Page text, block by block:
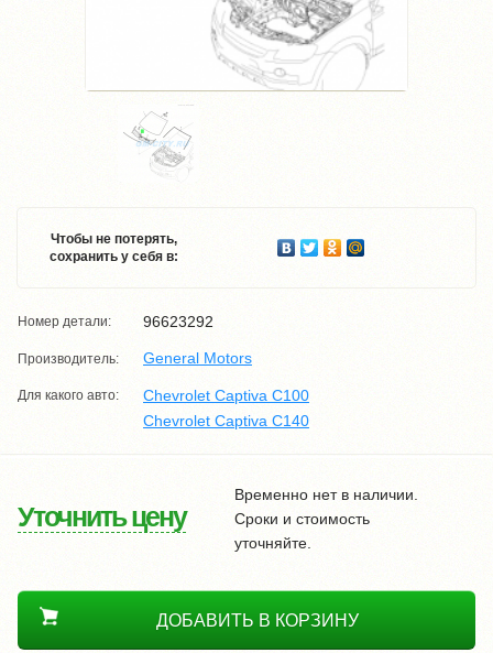
Чтобы не потерять,
сохранить у себя в:
Номер детали: 96623292
Производитель: General Motors
Для какого авто:
Chevrolet Captiva C100
Chevrolet Captiva C140
Уточнить цену
Временно нет в наличии.
Сроки и стоимость
уточняйте.
ДОБАВИТЬ В КОРЗИНУ